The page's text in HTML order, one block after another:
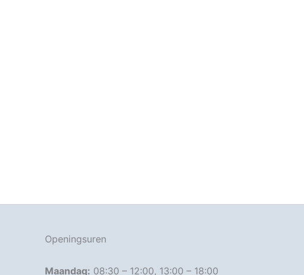
Openingsuren
Maandag: 08:30 – 12:00, 13:00 – 18:00